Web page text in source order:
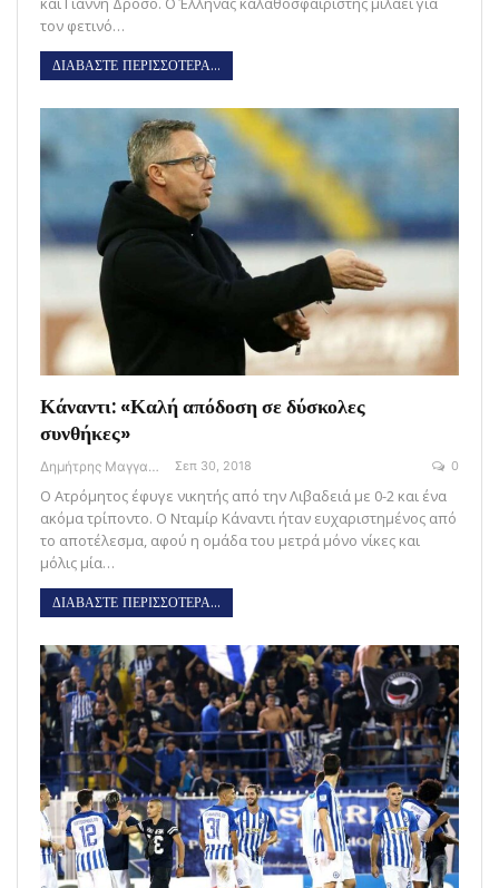
τον φετινό…
ΔΙΑΒΑΣΤΕ ΠΕΡΙΣΣΟΤΕΡΑ...
Κάναντι: «Καλή απόδοση σε δύσκολες
συνθήκες»
Δημήτρης Μαγγανάρης Σεπ 30, 2018 0
Ο Ατρόμητος έφυγε νικητής από την Λιβαδειά με 0-2 και ένα
ακόμα τρίποντο. Ο Νταμίρ Κάναντι ήταν ευχαριστημένος από
το αποτέλεσμα, αφού η ομάδα του μετρά μόνο νίκες και
μόλις μία…
ΔΙΑΒΑΣΤΕ ΠΕΡΙΣΣΟΤΕΡΑ...